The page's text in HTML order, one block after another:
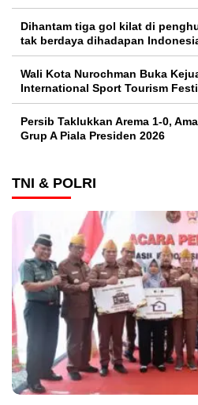
Dihantam tiga gol kilat di
tak berdaya dihadapan
Wali Kota Nurochman Buka
International Sport Tourism
Persib Taklukkan Arema 1-0,
Grup A Piala Presiden 2026
TNI & POLRI